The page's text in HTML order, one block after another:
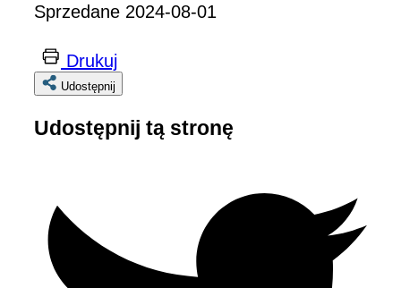
Sprzedane 2024-08-01
Drukuj
Udostępnij
Udostępnij tą stronę